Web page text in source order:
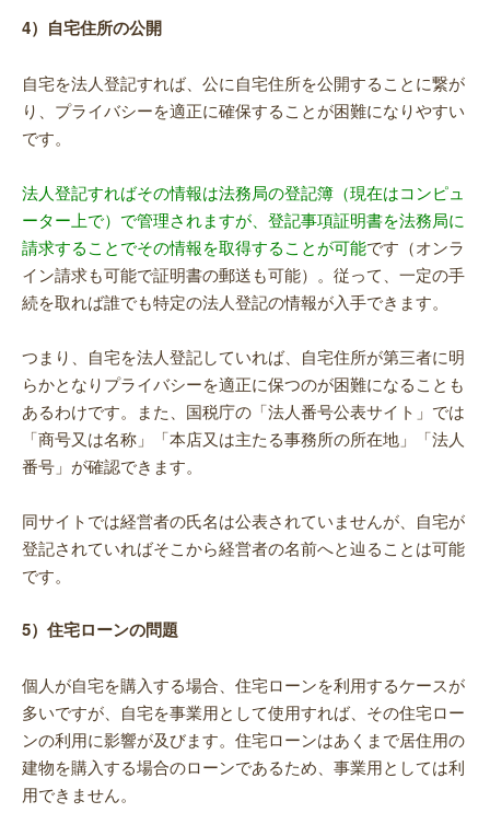
4）自宅住所の公開
自宅を法人登記すれば、公に自宅住所を公開することに繋が
り、プライバシーを適正に確保することが困難になりやすい
です。
法人登記すればその情報は法務局の登記簿（現在はコンピュ
ーター上で）で管理されますが、登記事項証明書を法務局に
請求することでその情報を取得することが可能です（オンラ
イン請求も可能で証明書の郵送も可能）。従って、一定の手
続を取れば誰でも特定の法人登記の情報が入手できます。
つまり、自宅を法人登記していれば、自宅住所が第三者に明
らかとなりプライバシーを適正に保つのが困難になることも
あるわけです。また、国税庁の「法人番号公表サイト」では
「商号又は名称」「本店又は主たる事務所の所在地」「法人
番号」が確認できます。
同サイトでは経営者の氏名は公表されていませんが、自宅が
登記されていればそこから経営者の名前へと辿ることは可能
です。
5）住宅ローンの問題
個人が自宅を購入する場合、住宅ローンを利用するケースが
多いですが、自宅を事業用として使用すれば、その住宅ロー
ンの利用に影響が及びます。住宅ローンはあくまで居住用の
建物を購入する場合のローンであるため、事業用としては利
用できません。